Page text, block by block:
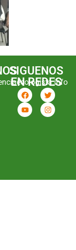
SIGUENOS
EN REDES